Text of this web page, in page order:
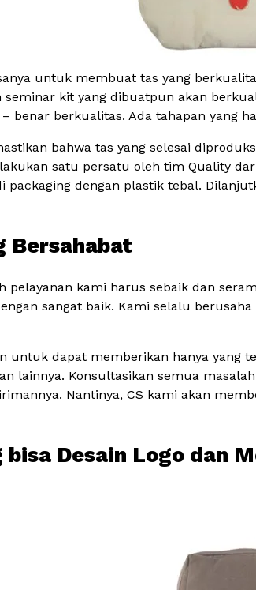
untuk membuat tas yang
kit yang dibuatpun akan
benar berkualitas. Ada tahapan yang
bahwa tas yang selesai
satu persatu oleh tim Quality
packaging dengan plastik tebal.
Bersahabat
kami harus sebaik dan
sangat baik. Kami selalu
untuk dapat memberikan hanya yang
lainnya. Konsultasikan semua
Nantinya, CS kami akan
Desain Logo dan